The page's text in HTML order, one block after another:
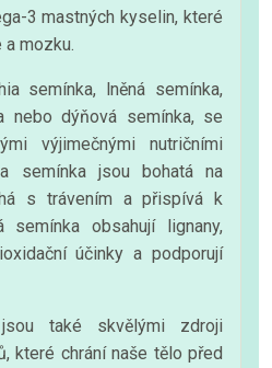
3 mastných kyselin, které
mozku.
semínka, lněná semínka,
nebo dýňová semínka, se
výjimečnými nutričními
semínka jsou bohatá na
s trávením a přispívá k
semínka obsahují lignany,
účinky a podporují
také skvělými zdroji
které chrání naše tělo před